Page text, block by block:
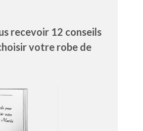
recevoir 12 conseils
votre robe de